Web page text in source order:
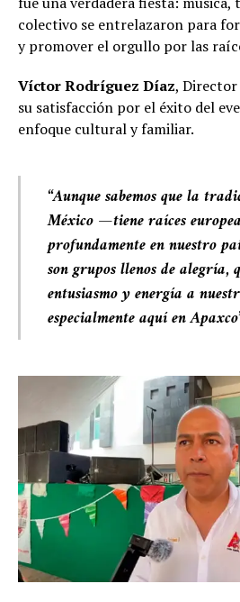
colectivo se entrelazaron para
y promover el orgullo por las
Víctor Rodríguez Díaz, Director
su satisfacción por el éxito del
enfoque cultural y familiar.
“Aunque sabemos que la
México —tiene raíces
profundamente en nuestro
son grupos llenos de alegría,
entusiasmo y energía a
especialmente aquí en